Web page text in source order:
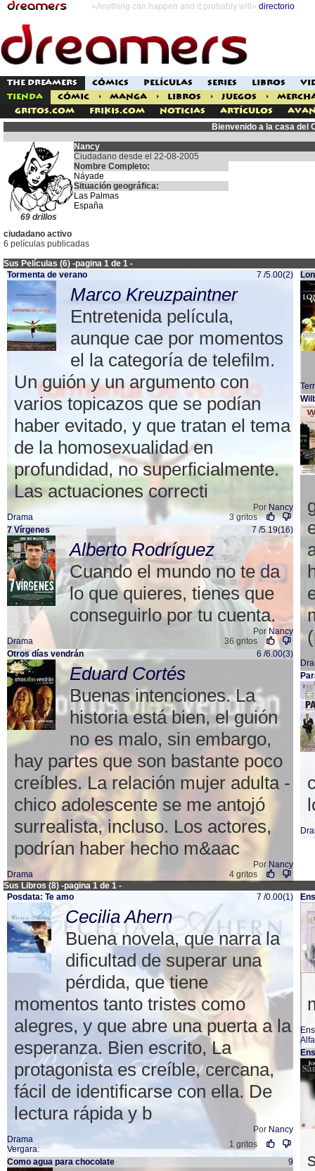
«Anything can happen and it probably will» directorio
THE DREAMERS CÓMICS PELÍCULAS SERIES LIBROS
TIENDA
CÓMIC > MANGA > LIBROS > JUEGOS >
Gritos.com
Frikis.com Noticias Artículos
Bienvenido a la casa del
69 drillos
Nancy
Ciudadano desde el 22-08-2005
Nombre Completo:
Náyade
Situación geográfica:
Las Palmas
España
ciudadano activo
6 películas publicadas
Sus Películas (6) -pagina 1 de 1 -
Tormenta de verano
7 /5.00(2)
Marco Kreuzpaintner
Entretenida película,
aunque cae por momentos
el la categoría de telefilm.
Un guión y un argumento con
varios topicazos que se podían
haber evitado, y que tratan el tema
de la homosexualidad en
profundidad, no superficialmente.
Las actuaciones correcti
Por Nancy
Drama
3 gritos
7 Vírgenes
7 /5.19(16)
Alberto Rodríguez
Cuando el mundo no te da
lo que quieres, tienes que
conseguirlo por tu cuenta.
Por Nancy
Drama
36 gritos
Otros días vendrán
6 /6.00(3)
Eduard Cortés
Buenas intenciones. La
historia está bien, el guión
no es malo, sin embargo,
hay partes que son bastante poco
creíbles. La relación mujer adulta -
chico adolescente se me antojó
surrealista, incluso. Los actores,
podrían haber hecho m&aac
Por Nancy
Drama
4 gritos
Sus Libros (8) -pagina 1 de 1 -
Posdata: Te amo
7 /0.00(1)
Cecilia Ahern
Buena novela, que narra la
dificultad de superar una
pérdida, que tiene
momentos tanto tristes como
alegres, y que abre una puerta a la
esperanza. Bien escrito, La
protagonista es creíble, cercana,
fácil de identificarse con ella. De
lectura rápida y b
Por Nancy
Drama
Vergara:
1 gritos
Como agua para chocolate
9